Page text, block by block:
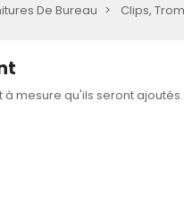
De Bureau Clips,
mesure qu'ils seront ajoutés.